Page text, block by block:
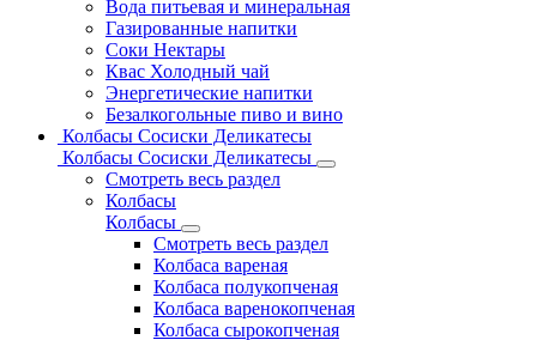
Вода питьевая и минеральная
Газированные напитки
Соки Нектары
Квас Холодный чай
Энергетические напитки
Безалкогольные пиво и вино
Колбасы Сосиски Деликатесы
Колбасы Сосиски Деликатесы
Смотреть весь раздел
Колбасы
Колбасы
Смотреть весь раздел
Колбаса вареная
Колбаса полукопченая
Колбаса варенокопченая
Колбаса сырокопченая